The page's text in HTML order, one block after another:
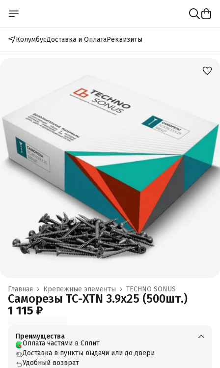
КолумбусДоставка и ОплатаРеквизиты
TECHNO SONUS
Крепежные элементы ›
Главная ›
Саморезы ТС-XTN 3.9x25 (500шт.)
1 115 ₽
Преимущества
Оплата частями в Сплит
Доставка в пункты выдачи или до двери
Удобный возврат